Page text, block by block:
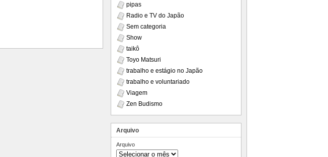
pipas
Radio e TV do Japão
Sem categoria
Show
taikô
Toyo Matsuri
trabalho e estágio no Japão
trabalho e voluntariado
Viagem
Zen Budismo
Arquivo
Arquivo